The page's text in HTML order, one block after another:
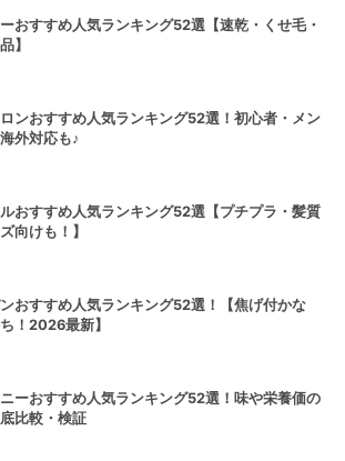
ーおすすめ人気ランキング52選【速乾・くせ毛・
】
ンおすすめ人気ランキング52選！初心者・メン
外対応も♪
おすすめ人気ランキング52選【プチプラ・髪質
向けも！】
おすすめ人気ランキング52選！【焦げ付かな
！2026最新】
ーおすすめ人気ランキング52選！味や栄養価の
比較・検証